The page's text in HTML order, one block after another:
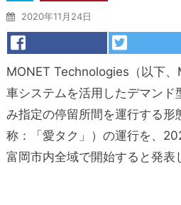
2020年11月24日
MONET Technologies（以下
車システムを活用したデマンド
み指定の停留所間を運行する形
称：「愛タク」）の運行を、
富岡市内全域で開始すると発表